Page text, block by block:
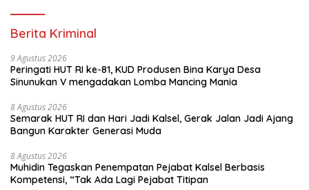
Berita Kriminal
9 Agustus 2026
Peringati HUT RI ke-81, KUD Produsen Bina Karya Desa
Sinunukan V mengadakan Lomba Mancing Mania
8 Agustus 2026
Semarak HUT RI dan Hari Jadi Kalsel, Gerak Jalan Jadi Ajang
Bangun Karakter Generasi Muda
8 Agustus 2026
Muhidin Tegaskan Penempatan Pejabat Kalsel Berbasis
Kompetensi, “Tak Ada Lagi Pejabat Titipan